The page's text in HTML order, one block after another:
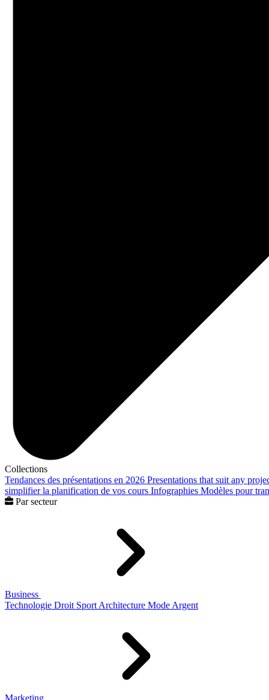
Collections
Tendances des présentations en 2026 Presentations that suit any
simplifier la planification de vos cours Infographies Modèles pour
Par secteur
Business
Technologie Droit Sport Architecture Mode Argent
Marketing